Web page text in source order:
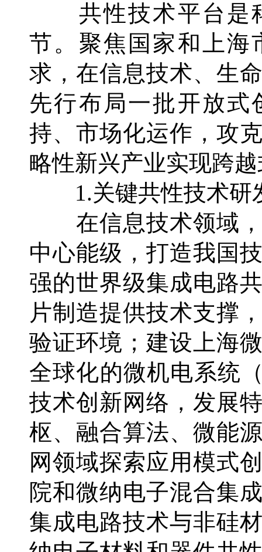
共性技术平台是
节。聚焦国家和上海
求，在信息技术、生
先行布局一批开放式
持、市场化运作，攻
略性新兴产业实现跨
1.关键共性技术研
在信息技术领域，
中心能级，打造我国
强的世界级集成电路
片制造提供技术支撑
验证环境；建设上海
全球化的微机电系统
技术创新网络，发展
枢、融合算法、微能
网领域探索应用模式
院和微纳电子混合集
集成电路技术与非硅